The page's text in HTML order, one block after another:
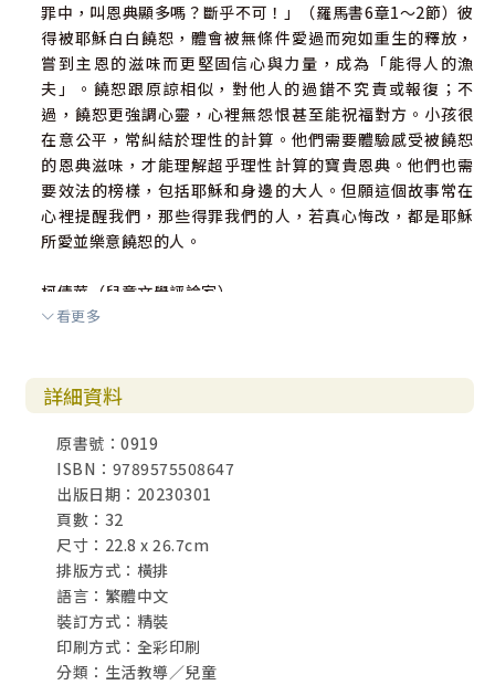
罪中，叫恩典顯多嗎？斷乎不可！」（羅馬書6章1～2節）彼
得被耶穌白白饒恕，體會被無條件愛過而宛如重生的釋放，
嘗到主恩的滋味而更堅固信心與力量，成為「能得人的漁
夫」。饒恕跟原諒相似，對他人的過錯不究責或報復；不
過，饒恕更強調心靈，心裡無怨恨甚至能祝福對方。小孩很
在意公平，常糾結於理性的計算。他們需要體驗感受被饒恕
的恩典滋味，才能理解超乎理性計算的寶貴恩典。他們也需
要效法的榜樣，包括耶穌和身邊的大人。但願這個故事常在
心裡提醒我們，那些得罪我們的人，若真心悔改，都是耶穌
所愛並樂意饒恕的人。
柯倩華（兒童文學評論家）
看更多
詳細資料
原書號：0919
ISBN：9789575508647
出版日期：20230301
頁數：32
尺寸：22.8 x 26.7cm
排版方式：橫排
語言：繁體中文
裝訂方式：精裝
印刷方式：全彩印刷
分類：生活教導／兒童